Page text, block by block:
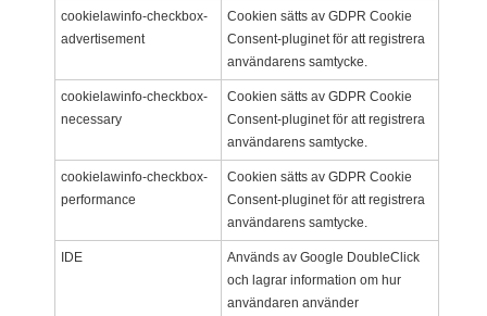
cookielawinfo-checkbox-
advertisement
Cookien sätts av GDPR Cookie
Consent-pluginet för att registrera
användarens samtycke.
cookielawinfo-checkbox-
necessary
Cookien sätts av GDPR Cookie
Consent-pluginet för att registrera
användarens samtycke.
cookielawinfo-checkbox-
performance
Cookien sätts av GDPR Cookie
Consent-pluginet för att registrera
användarens samtycke.
IDE
Används av Google DoubleClick
och lagrar information om hur
användaren använder